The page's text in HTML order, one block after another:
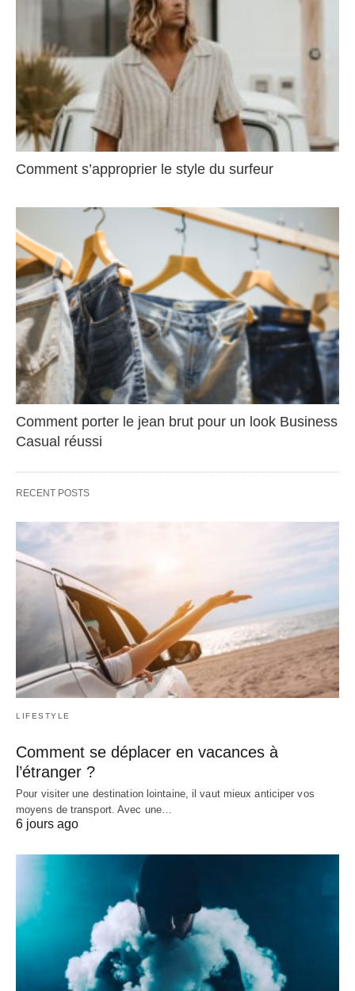
Comment s’approprier le style du surfeur
Comment porter le jean brut pour un look Business
Casual réussi
RECENT POSTS
LIFESTYLE
Comment se déplacer en vacances à
l’étranger ?
Pour visiter une destination lointaine, il vaut mieux anticiper vos
moyens de transport. Avec une…
6 jours ago